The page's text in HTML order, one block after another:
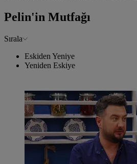
Pelin'in Mutfağı
Sırala
Eskiden Yeniye
Yeniden Eskiye